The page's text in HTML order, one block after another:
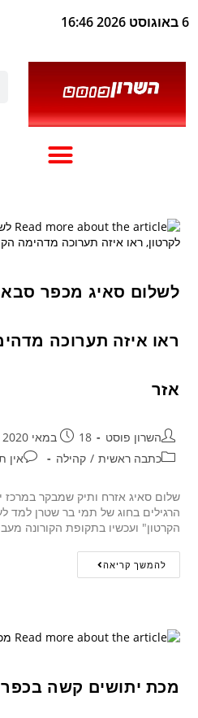
6 באוגוסט 2026 16:46
לשלום סאיג מכפר סבא
ראו איזה תערוכה
אזר
השרון פוסט
18 במאי 2020
כתבה ראשית / קהילה אין
שלום סאיג אזרח ותיק שמבקר במרכז
הרגילים בחוג של תמי בר שטרן למד
הקרטון" ועכשיו בתקופת הקורונה
להמשך קריאה
מכת יתושים קשה